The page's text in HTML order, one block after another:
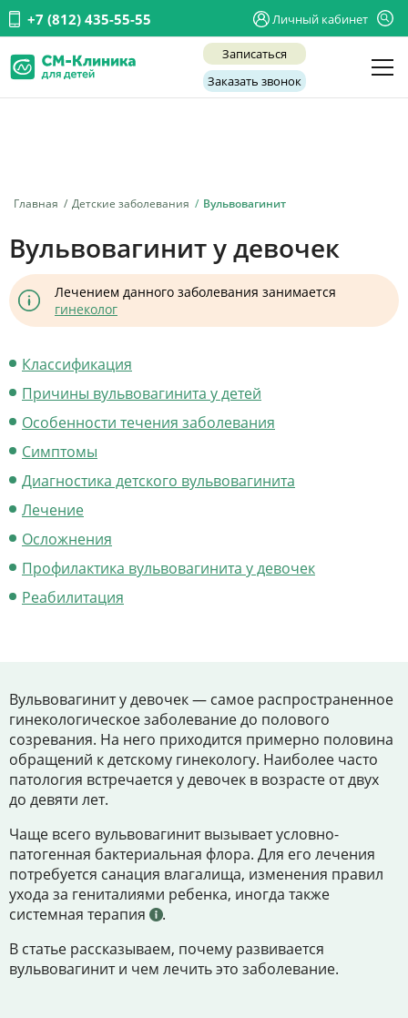
+7 (812) 435-55-55 Личный кабинет
Записаться
Заказать звонок
Главная Детские заболевания Вульвовагинит
Вульвовагинит у девочек
Лечением данного заболевания занимается
гинеколог
Классификация
Причины вульвовагинита у детей
Особенности течения заболевания
Симптомы
Диагностика детского вульвовагинита
Лечение
Осложнения
Профилактика вульвовагинита у девочек
Реабилитация
Вульвовагинит у девочек — самое распространенное
гинекологическое заболевание до полового
созревания. На него приходится примерно половина
обращений к детскому гинекологу. Наиболее часто
патология встречается у девочек в возрасте от двух
до девяти лет.
Чаще всего вульвовагинит вызывает условно-
патогенная бактериальная флора. Для его лечения
потребуется санация влагалища, изменения правил
ухода за гениталиями ребенка, иногда также
системная терапия
.
В статье рассказываем, почему развивается
вульвовагинит и чем лечить это заболевание.
Услуги
О нас
Отзывы
Контакты
+7 (812) 435-55-55